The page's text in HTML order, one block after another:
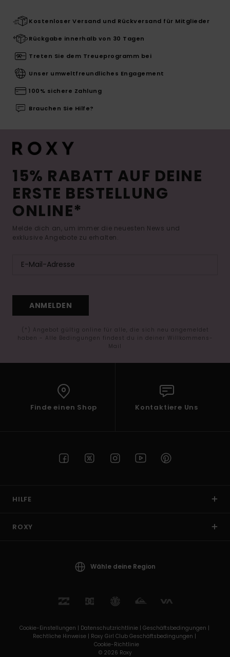
Kostenloser Versand und Rückversand für Mitglieder
Rückgabe innerhalb von 30 Tagen
Treten Sie dem Treueprogramm bei
Unser umweltfreundliches Engagement
100% sichere Zahlung
Brauchen Sie Hilfe?
15% RABATT AUF DEINE
ERSTE BESTELLUNG
ONLINE*
Melde dich an, um immer die neuesten News und
exklusive Angebote zu erhalten.
ANMELDEN
(*) Angebot gültig online für alle, die sich neu angemeldet
haben - Alle Bedingungen findest du in deiner Willkommens-
Mail
Finde einen Shop Kontaktiere Uns
HILFE
ROXY
Wähle deine Region
Cookie-Einstellungen | Datenschutzrichtlinie | Geschäftsbedingungen |
Rechtliche Hinweise | Roxy Girl Club Geschäftsbedingungen |
Cookie-Richtlinie
© 2026 Roxy